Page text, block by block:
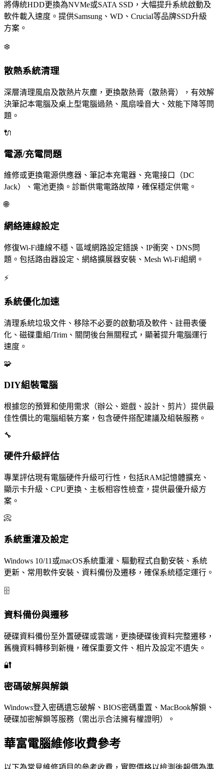
將傳統HDD更換為NVMe或SATA SSD，大幅提升系統啟動及
軟件載入速度。提供Samsung、WD、Crucial等品牌SSD升級
方案。
❄️
散熱系統清理
深層清理風扇及散熱片灰塵，更換散熱膏（散熱膏），有效解
決筆記本電腦及桌上型電腦過熱、風扇噪音大、效能下降等問
題。
🔌
電源/充電問題
維修或更換電源供應器、筆記本充電器、充電接口（DC
Jack）、電池更換。診斷供電電路故障，確保穩定供電。
🌐
網絡連線設定
修復Wi-Fi連線不穩、區域網路設定錯誤、IP衝突、DNS問
題。包括路由器設定、網絡擴展器安裝、Mesh Wi-Fi組網。
⚡
系統優化加速
清理系統垃圾文件、移除不必要的啟動項及軟件、註冊表優
化、磁碟重組/Trim、關閉後台無關程式，顯著提升電腦運行
速度。
🧩
DIY組裝電腦
根據您的預算和使用需求（辦公、遊戲、設計、剪片）提供最
佳性價比的電腦組裝方案，包含硬件搭配建議及組裝服務。
🔧
硬件升級評估
專業評估現有電腦硬件升級可行性，包括RAM記憶體擴充、
顯示卡升級、CPU更換、主板相容性檢查，提供最優升級方
案。
📀
系統重灌及設定
Windows 10/11或macOS系統重灌、驅動程式自動安裝、系統
更新、常用軟件安裝、資料備份及遷移，確保系統穩定運行。
🗄️
資料備份與遷移
硬碟資料備份至外置硬碟或雲端，更換硬碟後資料完整遷移，
舊機資料轉移到新機，確保重要文件、相片及設定不遺失。
🔐
密碼破解與解鎖
Windows登入密碼遺忘破解、BIOS密碼重置、MacBook解鎖、
硬碟加密解鎖等服務（需出示合法擁有權證明）。
華富電腦維修收費參考